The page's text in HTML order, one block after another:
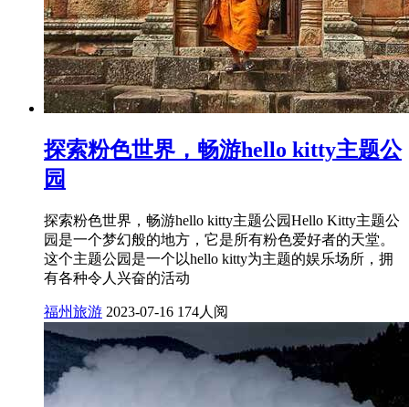
探索粉色世界，畅游hello kitty主题公
园
探索粉色世界，畅游hello kitty主题公园Hello Kitty主题公
园是一个梦幻般的地方，它是所有粉色爱好者的天堂。
这个主题公园是一个以hello kitty为主题的娱乐场所，拥
有各种令人兴奋的活动
福州旅游 2023-07-16 174人阅